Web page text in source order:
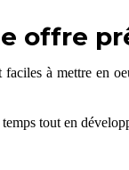
offre
à mettre en
tout en